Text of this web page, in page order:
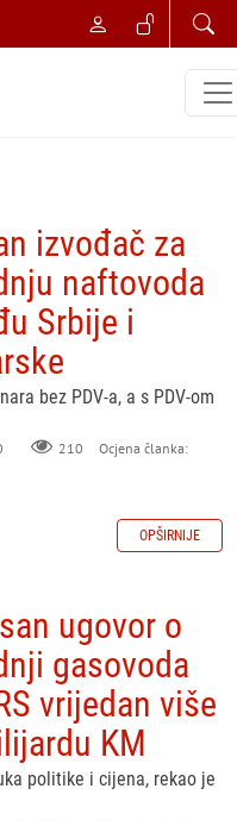
izvođač za
naftovoda
Srbije i
bez PDV-a, a s PDV-om
210
Ocjena članka:
OPŠIRNIJE
ugovor o
gasovoda
vrijedan više
KM
politike i cijena, rekao je